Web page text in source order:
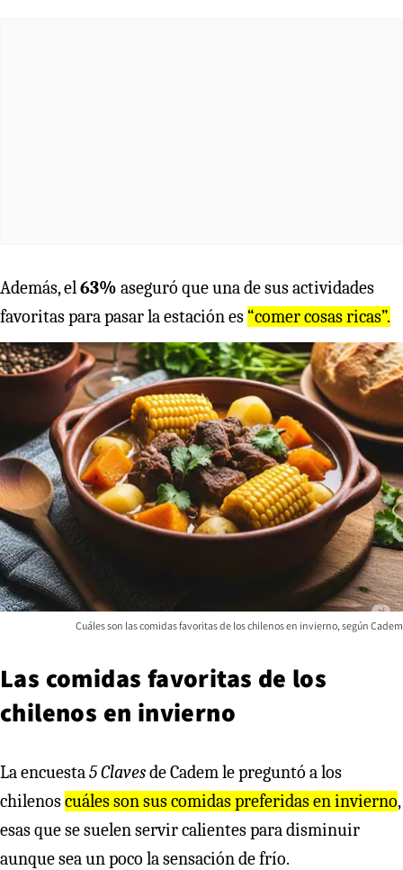
Además, el63% aseguró que una de sus actividades
favoritas para pasar la estación es “comer cosas ricas”.
Cuáles son las comidas favoritas de los chilenos en invierno, según Cadem
Las comidas favoritas de los
chilenos en invierno
La encuesta 5 Clavesde Cadem le preguntó a los
chilenoscuáles son sus comidas preferidas en invierno,
esas que se suelen servir calientes para disminuir
aunque sea un poco la sensación de frío.